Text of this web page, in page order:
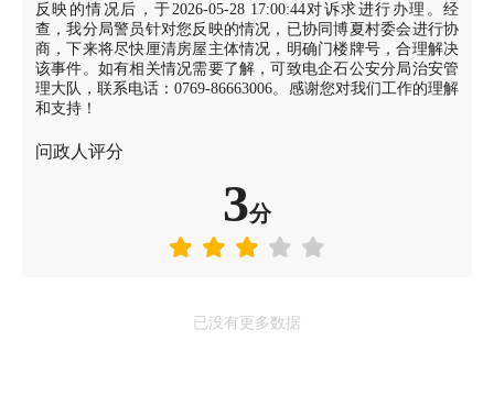
反映的情况后，于2026-05-28 17:00:44对诉求进行办理。经
查，我分局警员针对您反映的情况，已协同博夏村委会进行协
商，下来将尽快厘清房屋主体情况，明确门楼牌号，合理解决
该事件。如有相关情况需要了解，可致电企石公安分局治安管
理大队，联系电话：0769-86663006。感谢您对我们工作的理解
和支持！
问政人评分
3分
已没有更多数据